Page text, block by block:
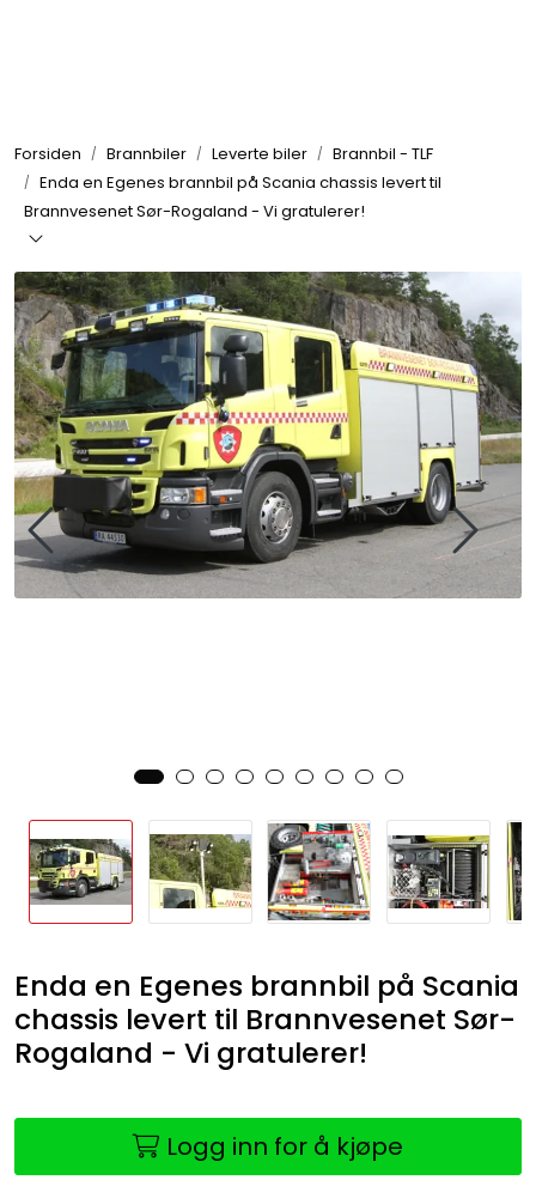
Forsiden Brannbiler Leverte biler
Brannbil - TLF
Enda en Egenes brannbil på Scania chassis levert til
Brannvesenet Sør-Rogaland - Vi gratulerer!
Enda en Egenes brannbil på Scania
chassis levert til Brannvesenet Sør-
Rogaland - Vi gratulerer!
Logg inn for å kjøpe
Produkter
Reservedeler
Nyheter
Om oss
Kvalitet og miljø